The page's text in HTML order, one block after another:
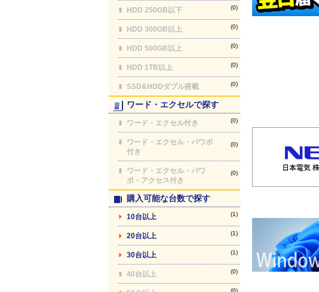
HDD 250GB以下 (0)
HDD 300GB以上 (0)
HDD 500GB以上 (0)
HDD 1TB以上 (0)
SSD&HDDダブル搭載 (0)
ワード・エクセルで探す
ワード・エクセル付き (0)
ワード・エクセル・パワポ
付き
(0)
ワード・エクセル・パワ
ポ・アクセス付き
(0)
購入可能な台数で探す
10台以上 (1)
20台以上 (1)
30台以上 (1)
40台以上 (0)
(0)